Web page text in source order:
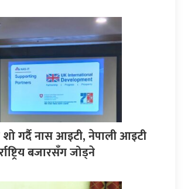
गर्दै नास आइटी, नेपाली आइटी
बजारसँग जोड्ने